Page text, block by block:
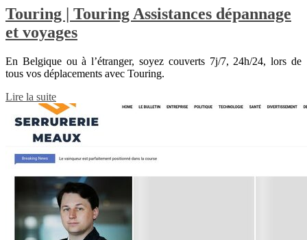
Touring | Touring Assistances dépannage
et voyages
En Belgique ou à l’étranger, soyez couverts 7j/7, 24h/24, lors de
tous vos déplacements avec Touring.
Lire la suite